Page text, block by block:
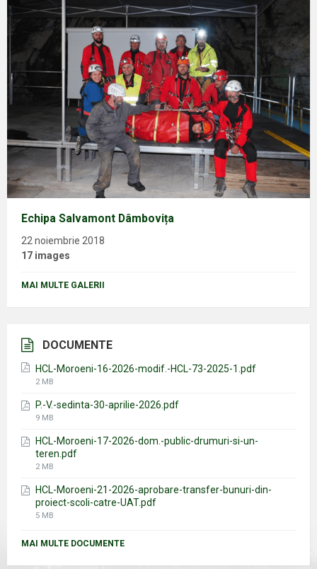
Echipa Salvamont Dâmbovița
22 noiembrie 2018
17 images
MAI MULTE GALERII
DOCUMENTE
HCL-Moroeni-16-2026-modif.-HCL-73-2025-1.pdf
File
2 MB
P.-V.-sedinta-30-aprilie-2026.pdf
File
9 MB
HCL-Moroeni-17-2026-dom.-public-drumuri-si-un-
teren.pdf
File
2 MB
HCL-Moroeni-21-2026-aprobare-transfer-bunuri-din-
proiect-scoli-catre-UAT.pdf
File
5 MB
MAI MULTE DOCUMENTE